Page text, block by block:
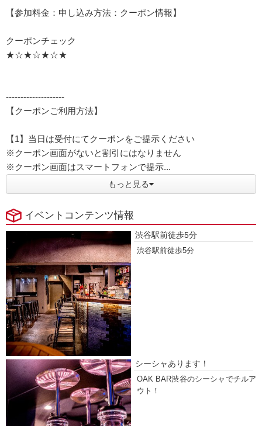
【参加料金：申し込み方法：クーポン情報】
クーポンチェック
★☆★☆★☆★
--------------------
【クーポンご利用方法】
【1】当日は受付にてクーポンをご提示ください
※クーポン画面がないと割引にはなりません
※クーポン画面はスマートフォンで提示...
もっと見る
イベントコンテンツ情報
渋谷駅前徒歩5分
渋谷駅前徒歩5分
シーシャあります！
OAK BAR渋谷のシーシャでチルア
ウト！